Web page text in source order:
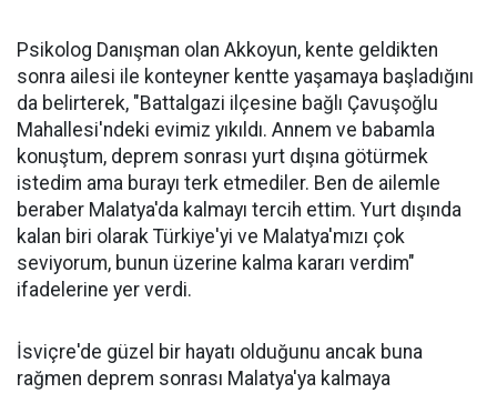
Psikolog Danışman olan Akkoyun, kente geldikten
sonra ailesi ile konteyner kentte yaşamaya başladığını
da belirterek, "Battalgazi ilçesine bağlı Çavuşoğlu
Mahallesi'ndeki evimiz yıkıldı. Annem ve babamla
konuştum, deprem sonrası yurt dışına götürmek
istedim ama burayı terk etmediler. Ben de ailemle
beraber Malatya'da kalmayı tercih ettim. Yurt dışında
kalan biri olarak Türkiye'yi ve Malatya'mızı çok
seviyorum, bunun üzerine kalma kararı verdim"
ifadelerine yer verdi.
İsviçre'de güzel bir hayatı olduğunu ancak buna
rağmen deprem sonrası Malatya'ya kalmaya